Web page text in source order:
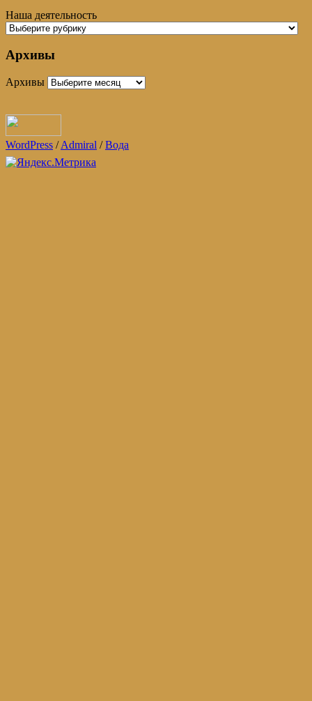
Наша деятельность
Архивы
Архивы
WordPress /Admiral /Вода